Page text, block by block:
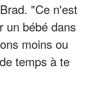
"Ce n'est
un bébé dans
moins ou
temps à te